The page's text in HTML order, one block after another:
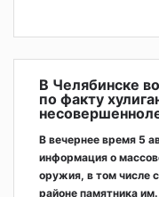
В Челябинске
по факту
В вечернее время 5
информация о
оружия, в том числе
районе памятника